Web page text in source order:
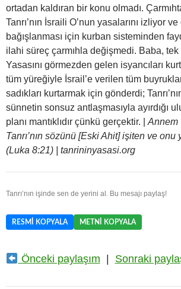
ortadan kaldıran bir konu olmadı.
Tanrı’nın İsraili O’nun yasalarını izliyor
bağışlanması için kurban sisteminden
ilahi süreç çarmıhla değişmedi. Baba,
Yasasını görmezden gelen isyancıları
tüm yüreğiyle İsrail’e verilen tüm
sadıkları kurtarmak için gönderdi;
sünnetin sonsuz antlaşmasıyla ayırdığı
planı mantıklıdır çünkü gerçektir. | Annem
Tanrı’nın sözünü [Eski Ahit] işiten ve
(Luka 8:21) | tanrininyasasi.org
Tanrı’nın işinde sen de yerini al. Bu mesajı paylaş!
RESMI KOPYALA METNI KOPYALA
Önceki paylaşım Sonraki